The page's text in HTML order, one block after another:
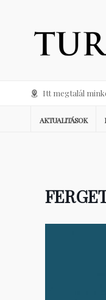
Itt megtalál
AKTUALITÁSOK